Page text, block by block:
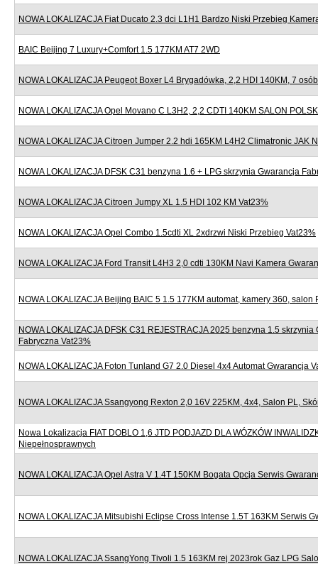
NOWA LOKALIZACJA Fiat Ducato 2.3 dci L1H1 Bardzo Niski Przebieg
BAIC Beijing 7 Luxury+Comfort 1.5 177KM AT7 2WD
NOWA LOKALIZACJA Peugeot Boxer L4 Brygadówka, 2,2 HDI 140KM, 7
NOWA LOKALIZACJA Opel Movano C L3H2, 2,2 CDTI 140KM SALON
NOWA LOKALIZACJA Citroen Jumper 2.2 hdi 165KM L4H2 Climatronic JAK
NOWA LOKALIZACJA DFSK C31 benzyna 1.6 + LPG skrzynia Gwarancja
NOWA LOKALIZACJA Citroen Jumpy XL 1.5 HDI 102 KM Vat23%
NOWA LOKALIZACJA Opel Combo 1.5cdti XL 2xdrzwi Niski Przebieg Vat23%
NOWA LOKALIZACJA Ford Transit L4H3 2,0 cdti 130KM Navi Kamera
NOWA LOKALIZACJA Beijing BAIC 5 1.5 177KM automat, kamery 360, salon
NOWA LOKALIZACJA DFSK C31 REJESTRACJA 2025 benzyna 1.5 skrzynia
Fabryczna Vat23%
NOWA LOKALIZACJA Foton Tunland G7 2.0 Diesel 4x4 Automat Gwarancja
NOWA LOKALIZACJA Ssangyong Rexton 2,0 16V 225KM, 4x4, Salon PL,
Nowa Lokalizacja FIAT DOBLO 1,6 JTD PODJAZD DLA WÓZKÓW
Niepełnosprawnych
NOWA LOKALIZACJA Opel Astra V 1.4T 150KM Bogata Opcja Serwis
NOWA LOKALIZACJA Mitsubishi Eclipse Cross Intense 1.5T 163KM Serwis
NOWA LOKALIZACJA SsangYong Tivoli 1.5 163KM rej 2023rok Gaz LPG